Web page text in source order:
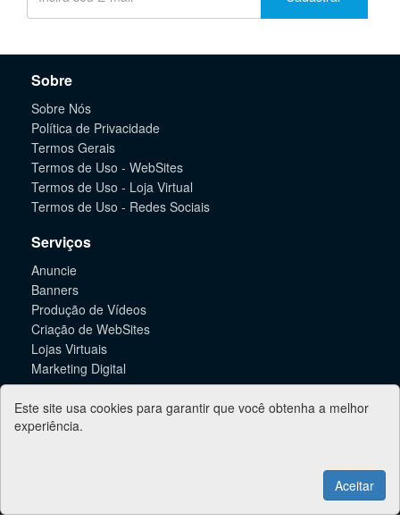
Sobre
Sobre Nós
Política de Privacidade
Termos Gerais
Termos de Uso - WebSites
Termos de Uso - Loja Virtual
Termos de Uso - Redes Sociais
Serviços
Anuncie
Banners
Produção de Vídeos
Criação de WebSites
Lojas Virtuais
Marketing Digital
Informações
Suporte
Taubaté Online
Este site usa cookies para garantir que você obtenha a melhor
experiência.
Aceitar